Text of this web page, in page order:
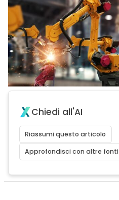
Chiedi all'AI
Riassumi questo articolo
Approfondisci con altre fonti